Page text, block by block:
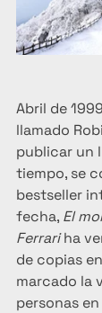
Abril de
llamado
publicar un
tiempo, se
bestseller
fecha, El
Ferrari ha
de copias
marcado la
personas